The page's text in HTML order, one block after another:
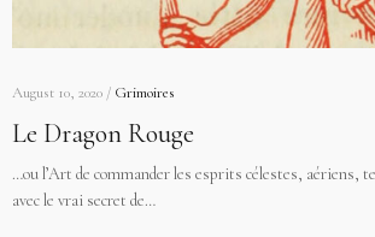
August 10, 2020 / Grimoires
Le Dragon Rouge
…ou l’Art de commander les esprits célestes, aériens,
avec le vrai secret de…